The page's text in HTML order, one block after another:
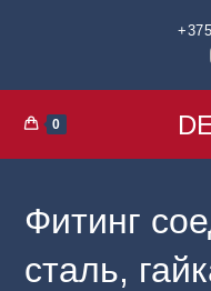
0
Фитинг
сталь,